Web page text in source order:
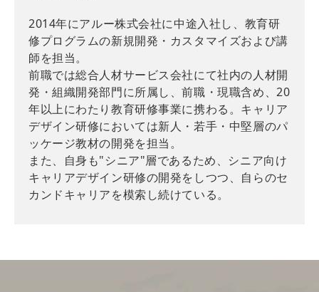
2014年にアルー株式会社に中途入社し、教育研
修プログラムの新規開発・カスタマイズおよび講
師を担当。
前職では総合人材サービス会社にて社内の人材開
発・組織開発部門に所属し、前職・現職含め、20
年以上にわたり教育研修事業に携わる。キャリア
デザイン研修においては新人・若手・中堅層のパ
ッケージ教材の開発を担当。
また、自身も"シニア"層であるため、シニア向け
キャリアデザイン研修の開発をしつつ、自らのセ
カンドキャリアを模索し続けている。